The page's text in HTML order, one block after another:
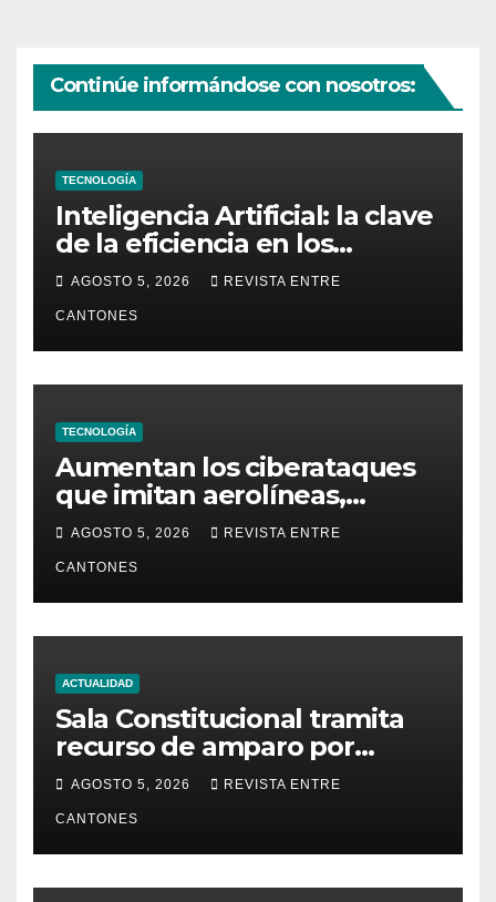
Continúe informándose con nosotros:
TECNOLOGÍA
Inteligencia Artificial: la clave
de la eficiencia en los
Centros de Operaciones de
Seguridad
AGOSTO 5, 2026 REVISTA ENTRE
CANTONES
TECNOLOGÍA
Aumentan los ciberataques
que imitan aerolíneas,
hoteles y plataformas de
AGOSTO 5, 2026 REVISTA ENTRE
CANTONES
ACTUALIDAD
Sala Constitucional tramita
recurso de amparo por
presunta falta de respuesta
en relación con los
fundamentos técnicos del
examen de incorporación al
Colegio de Abogados
AGOSTO 5, 2026 REVISTA ENTRE
CANTONES